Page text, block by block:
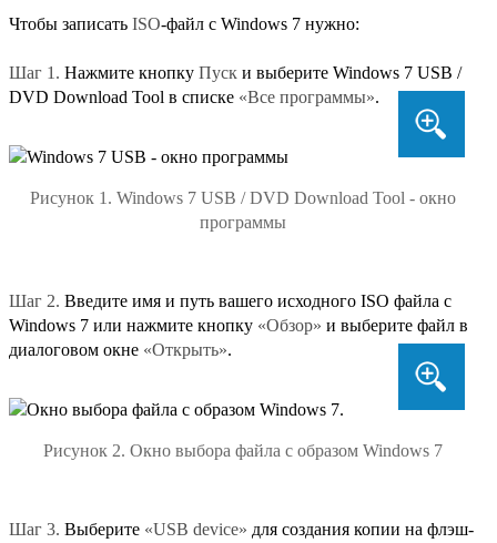
Чтобы записать ISO-файл с Windows 7 нужно:
Шаг 1. Нажмите кнопку Пуск и выберите Windows 7 USB /
DVD Download Tool в списке «Все программы».
Рисунок 1. Windows 7 USB / DVD Download Tool - окно
программы
Шаг 2. Введите имя и путь вашего исходного ISO файла с
Windows 7 или нажмите кнопку «Обзор» и выберите файл в
диалоговом окне «Открыть».
Рисунок 2. Окно выбора файла с образом Windows 7
Шаг 3. Выберите «USB device» для создания копии на флэш-